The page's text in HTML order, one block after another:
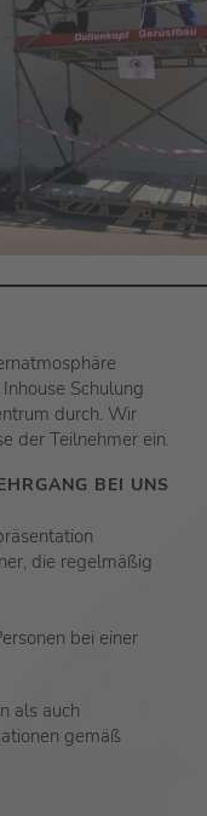
Schulung
durch. Wir
der Teilnehmer ein.
BEI UNS
die regelmäßig
bei einer
als auch
gemäß